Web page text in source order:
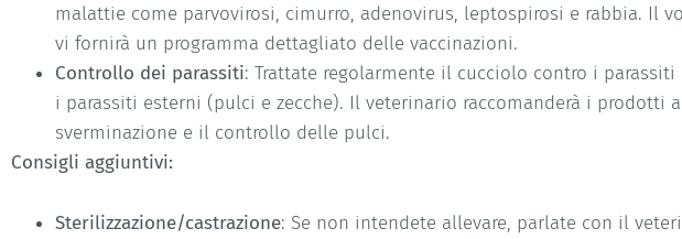
malattie come parvovirosi, cimurro, adenovirus, leptospirosi e rabbia. Il
vi fornirà un programma dettagliato delle vaccinazioni.
Controllo dei parassiti: Trattate regolarmente il cucciolo contro i
i parassiti esterni (pulci e zecche). Il veterinario raccomanderà i prodotti
sverminazione e il controllo delle pulci.
Consigli aggiuntivi:
Sterilizzazione/castrazione: Se non intendete allevare, parlate con il